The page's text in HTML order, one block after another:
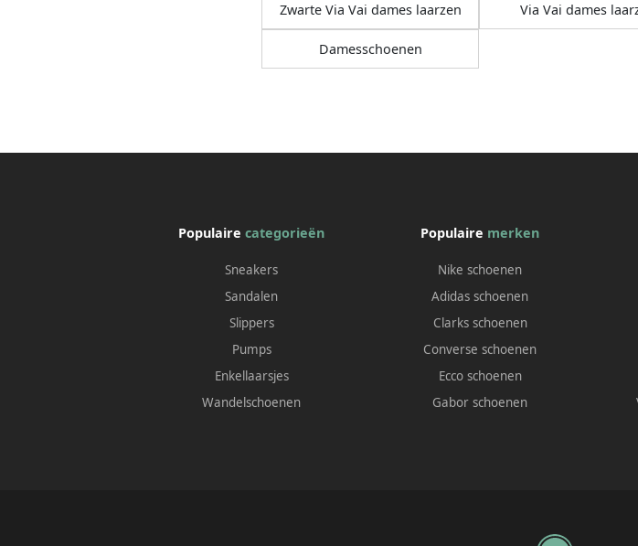
Zwarte Via Vai dames laarzen Via Vai dames
Damesschoenen
Populairecategorieën
Sneakers
Sandalen
Slippers
Pumps
Enkellaarsjes
Wandelschoenen
Populaire merken
Nike schoenen
Adidas schoenen
Clarks schoenen
Converse schoenen
Ecco schoenen
Gabor schoenen